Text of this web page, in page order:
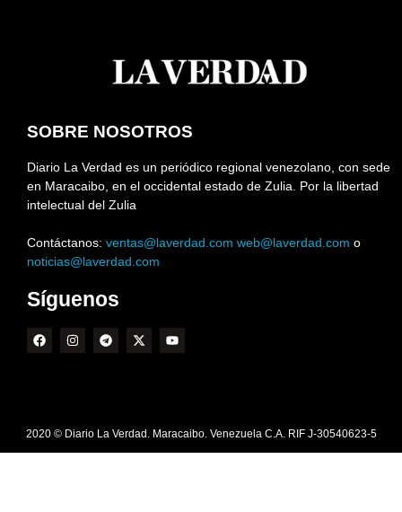
SOBRE NOSOTROS
Diario La Verdad es un periódico regional venezolano, con sede
en Maracaibo, en el occidental estado de Zulia. Por la libertad
intelectual del Zulia
Contáctanos: ventas@laverdad.com web@laverdad.com o
noticias@laverdad.com
Síguenos
2020 © Diario La Verdad. Maracaibo. Venezuela C.A. RIF J-30540623-5